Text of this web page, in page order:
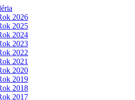
2026
2025
2024
2023
2022
2021
2020
2019
2018
2017